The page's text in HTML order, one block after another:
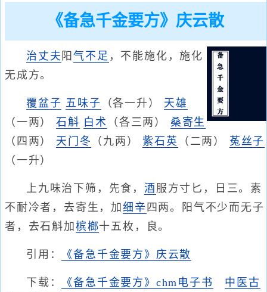
《备急千金要方》庆云散
治丈夫 阳气不足 ，不能施化，施化
无成方。
覆盆子 五味子 （各一升） 天雄
（一两） 石斛 白术 （各三两） 桑寄生
（四两） 天门冬 （九两）紫石英 （二两） 菟丝子
（一升）
上九味治下筛，先食，酒 服方寸匕，日三。素
不耐冷者，去寄生，加细辛 四两。阳气不少而无子
者，去石斛加 槟榔十五枚，良。
引用： 《备急千金要方》庆云散
下载： 《备急千金要方》chm电子书
中医古